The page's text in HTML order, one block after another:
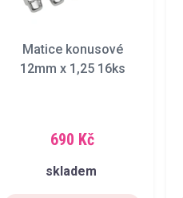
Matice konusové
12mm x 1,25 16ks
690 Kč
skladem